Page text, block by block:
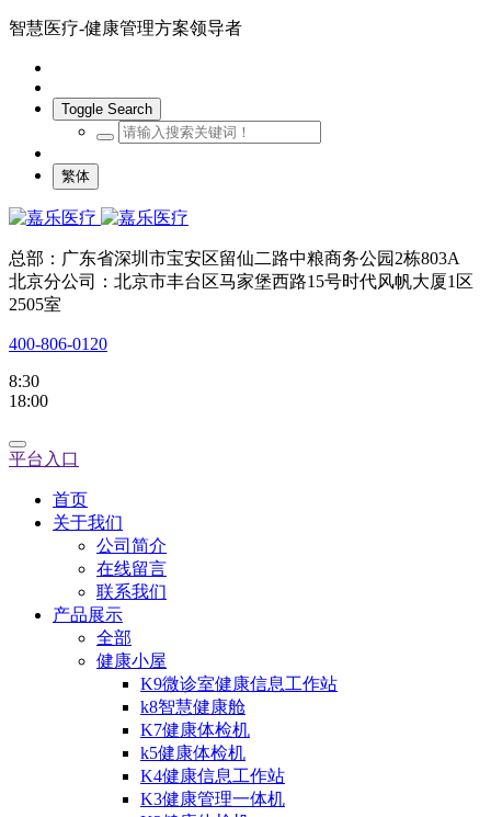
智慧医疗-健康管理方案领导者
Toggle Search
繁体
总部：广东省深圳市宝安区留仙二路中粮商务公园2栋803A
北京分公司：北京市丰台区马家堡西路15号时代风帆大厦1区
2505室
400-806-0120
8:30
18:00
平台入口
首页
关于我们
公司简介
在线留言
联系我们
产品展示
全部
健康小屋
K9微诊室健康信息工作站
k8智慧健康舱
K7健康体检机
k5健康体检机
K4健康信息工作站
K3健康管理一体机